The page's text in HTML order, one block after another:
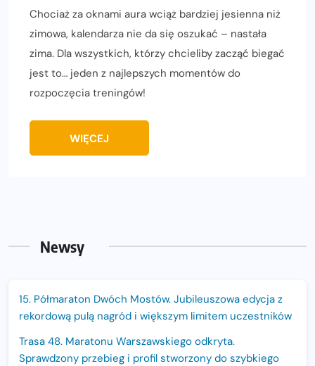
Chociaż za oknami aura wciąż bardziej jesienna niż
zimowa, kalendarza nie da się oszukać – nastała
zima. Dla wszystkich, którzy chcieliby zacząć biegać
jest to… jeden z najlepszych momentów do
rozpoczęcia treningów!
WIĘCEJ
Newsy
15. Półmaraton Dwóch Mostów. Jubileuszowa edycja z
rekordową pulą nagród i większym limitem uczestników
Trasa 48. Maratonu Warszawskiego odkryta.
Sprawdzony przebieg i profil stworzony do szybkiego